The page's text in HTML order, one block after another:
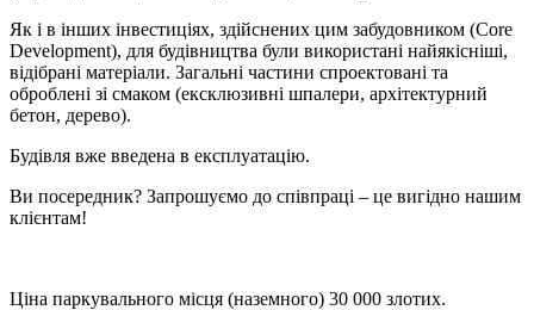
Як і в інших інвестиціях, здійснених цим забудовником (Core
Development), для будівництва були використані найякісніші,
відібрані матеріали. Загальні частини спроектовані та
оброблені зі смаком (ексклюзивні шпалери, архітектурний
бетон, дерево).
Будівля вже введена в експлуатацію.
Ви посередник? Запрошуємо до співпраці – це вигідно нашим
клієнтам!
Ціна паркувального місця (наземного) 30 000 злотих.